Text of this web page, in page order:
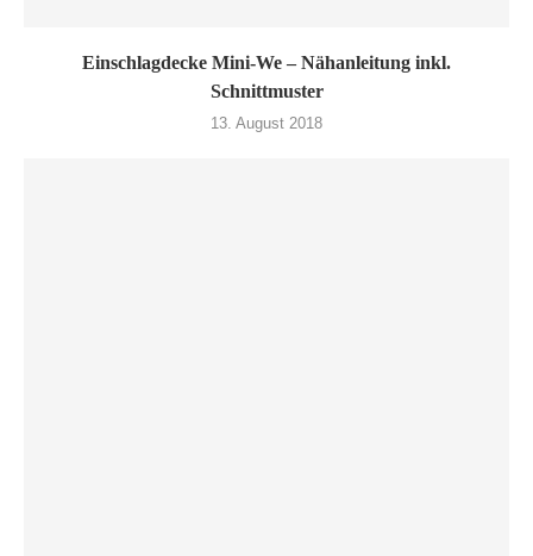
Einschlagdecke Mini-We – Nähanleitung inkl.
Schnittmuster
13. August 2018